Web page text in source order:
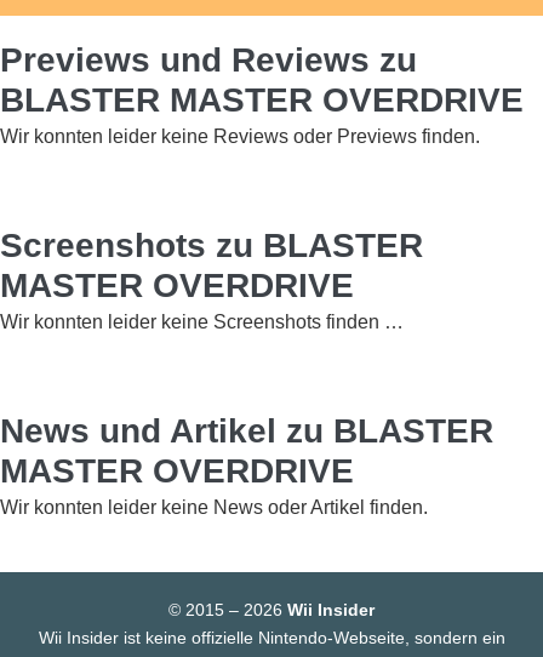
Previews und Reviews zu
BLASTER MASTER OVERDRIVE
Wir konnten leider keine Reviews oder Previews finden.
Screenshots zu BLASTER
MASTER OVERDRIVE
Wir konnten leider keine Screenshots finden …
News und Artikel zu BLASTER
MASTER OVERDRIVE
Wir konnten leider keine News oder Artikel finden.
© 2015 – 2026 Wii Insider
Wii Insider ist keine offizielle Nintendo-Webseite, sondern ein